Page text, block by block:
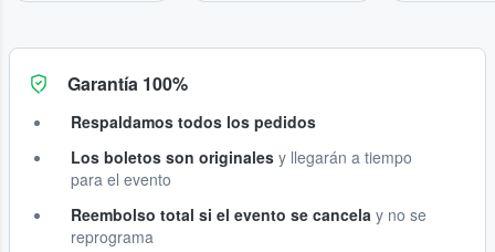
Garantía 100%
Respaldamos todos los pedidos
Los boletos son originales y llegarán a tiempo
para el evento
Reembolso total si el evento se cancela y no se
reprograma